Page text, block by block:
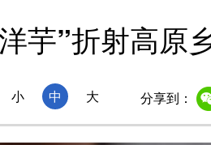
芋”折射高原
小 中 大 分享到：